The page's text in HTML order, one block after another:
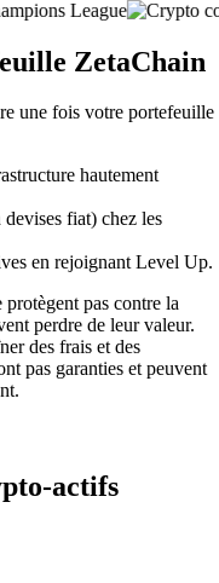
ZetaChain
une fois votre portefeuille
hautement
fiat) chez les
en rejoignant Level Up.
protègent pas contre la
perdre de leur valeur.
des frais et des
pas garanties et peuvent
actifs